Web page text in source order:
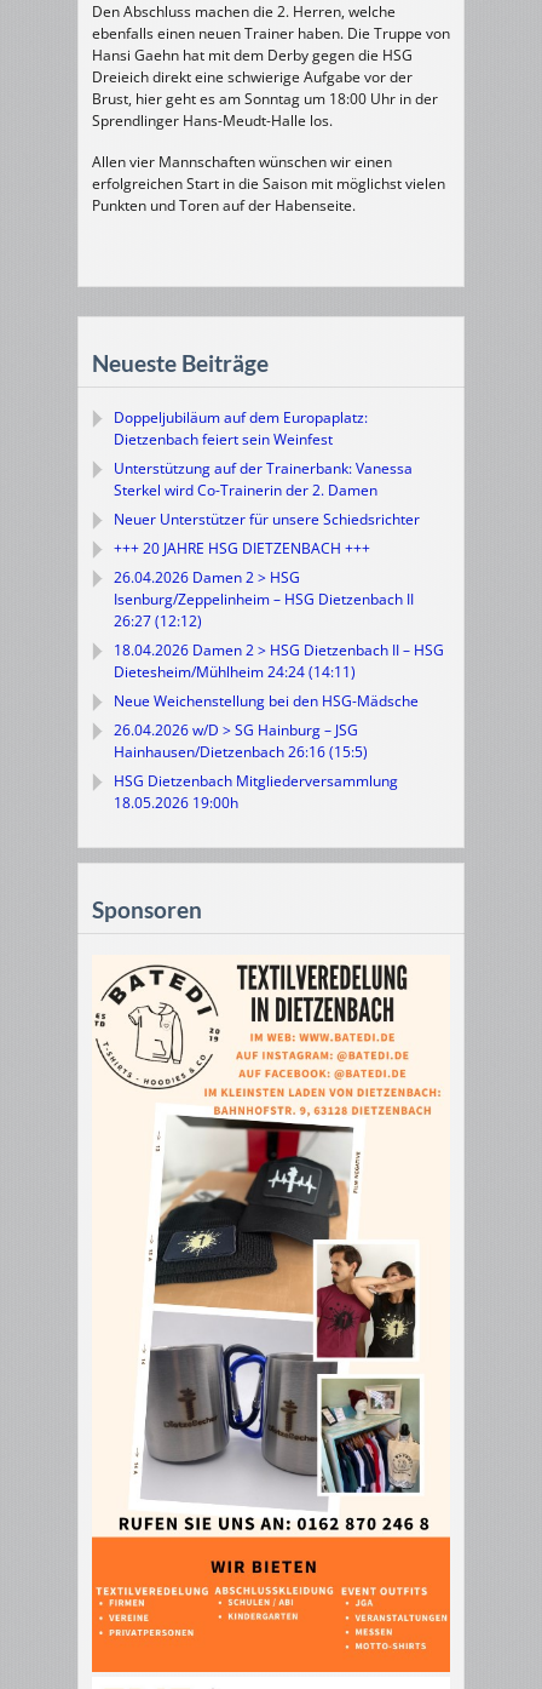
Den Abschluss machen die 2. Herren, welche
ebenfalls einen neuen Trainer haben. Die Truppe von
Hansi Gaehn hat mit dem Derby gegen die HSG
Dreieich direkt eine schwierige Aufgabe vor der
Brust, hier geht es am Sonntag um 18:00 Uhr in der
Sprendlinger Hans-Meudt-Halle los.
Allen vier Mannschaften wünschen wir einen
erfolgreichen Start in die Saison mit möglichst vielen
Punkten und Toren auf der Habenseite.
Neueste Beiträge
Doppeljubiläum auf dem Europaplatz:
Dietzenbach feiert sein Weinfest
Unterstützung auf der Trainerbank: Vanessa
Sterkel wird Co-Trainerin der 2. Damen
Neuer Unterstützer für unsere Schiedsrichter
+++ 20 JAHRE HSG DIETZENBACH +++
26.04.2026 Damen 2 > HSG
Isenburg/Zeppelinheim – HSG Dietzenbach II
26:27 (12:12)
18.04.2026 Damen 2 > HSG Dietzenbach II – HSG
Dietesheim/Mühlheim 24:24 (14:11)
Neue Weichenstellung bei den HSG-Mädsche
26.04.2026 w/D > SG Hainburg – JSG
Hainhausen/Dietzenbach 26:16 (15:5)
HSG Dietzenbach Mitgliederversammlung
18.05.2026 19:00h
Sponsoren